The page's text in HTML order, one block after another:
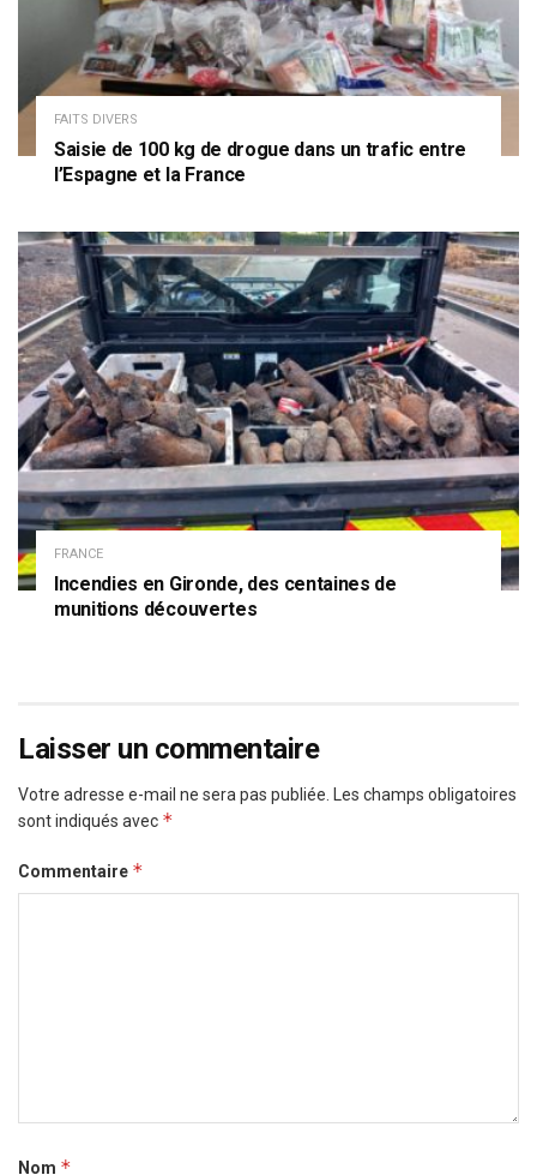
FAITS DIVERS
Saisie de 100 kg de drogue dans un trafic entre
l’Espagne et la France
FRANCE
Incendies en Gironde, des centaines de
munitions découvertes
Laisser un commentaire
Votre adresse e-mail ne sera pas publiée. Les champs obligatoires
sont indiqués avec *
Commentaire *
Nom *